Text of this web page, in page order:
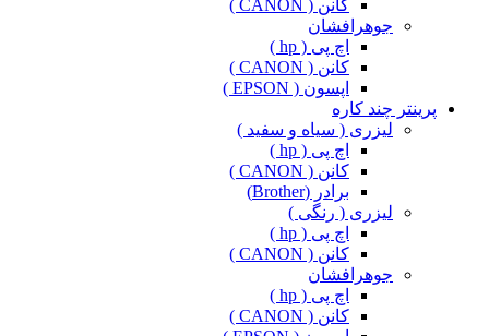
کانن ( CANON )
جوهرافشان
اچ پی ( hp )
کانن ( CANON )
اپسون ( EPSON )
پرینتر چند کاره
لیزری ( سیاه و سفید )
اچ پی ( hp )
کانن ( CANON )
برادر (Brother)
لیزری ( رنگی )
اچ پی ( hp )
کانن ( CANON )
جوهرافشان
اچ پی ( hp )
کانن ( CANON )